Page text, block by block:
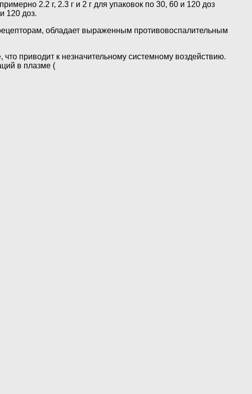
2.2 г, 2.3 г и 2 г для упаковок по 30, 60 и 120 доз
120 доз.
обладает выраженным противовоспалительным
приводит к незначительному системному воздействию.
в плазме (